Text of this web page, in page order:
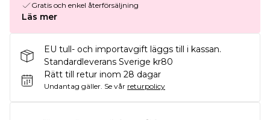
Gratis och enkel återförsäljning
Läs mer
EU tull- och importavgift läggs till i kassan.
Standardleverans Sverige kr80
Rätt till retur inom 28 dagar
Undantag gäller. Se vår returpolicy